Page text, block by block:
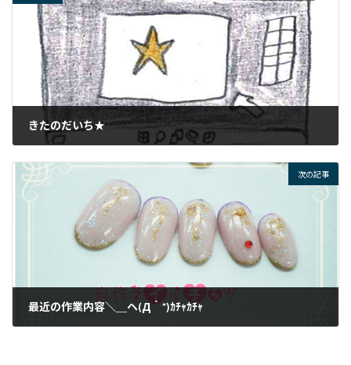
きたのだいち★
次の記事
最近の作業内容＼＿ヘ(Д｀*)ｶﾁｬｶﾁｬ